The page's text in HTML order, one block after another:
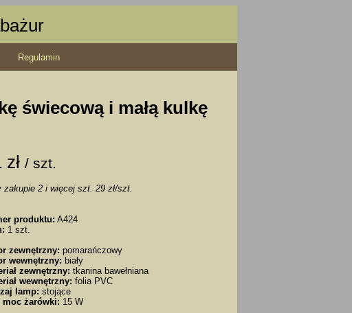
Regulamin
świecową i małą kulkę
zł / szt.
zakupie 2 i więcej szt. 29 zł/szt.
produktu: A424
1 szt.
zewnętrzny: pomarańczowy
wewnętrzny: biały
zewnętrzny: tkanina bawełniana
wewnętrzny: folia PVC
lamp: stojące
moc żarówki: 15 W